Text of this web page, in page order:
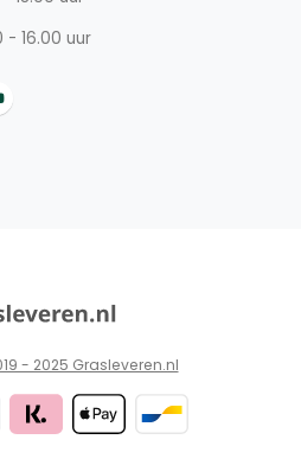
- 16.00 uur
- 2025 Grasleveren.nl